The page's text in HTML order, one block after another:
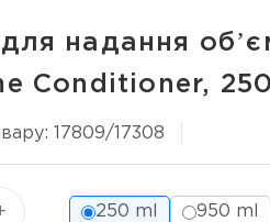
для шкіри голови
шкіри голови
ДЛЯ
надання
Conditioner, 250
17809/17308
250 ml 950 ml